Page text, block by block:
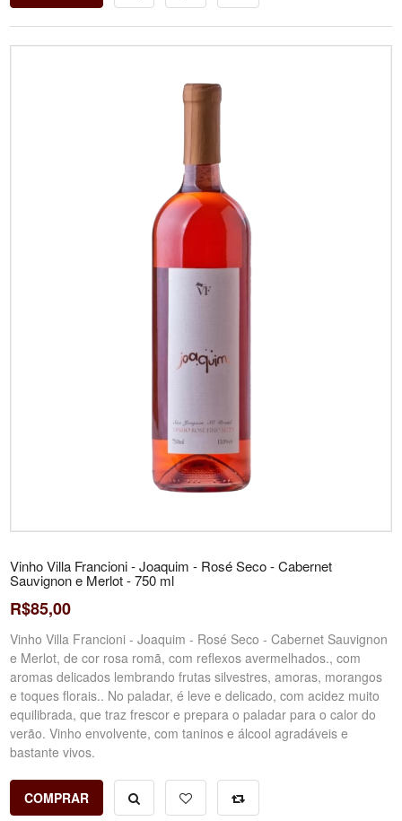
Vinho Villa Francioni - Joaquim - Rosé Seco - Cabernet
Sauvignon e Merlot - 750 ml
R$85,00
Vinho Villa Francioni - Joaquim - Rosé Seco - Cabernet Sauvignon
e Merlot, de cor rosa romã, com reflexos avermelhados., com
aromas delicados lembrando frutas silvestres, amoras, morangos
e toques florais.. No paladar, é leve e delicado, com acidez muito
equilibrada, que traz frescor e prepara o paladar para o calor do
verão. Vinho envolvente, com taninos e álcool agradáveis e
bastante vivos.
COMPRAR